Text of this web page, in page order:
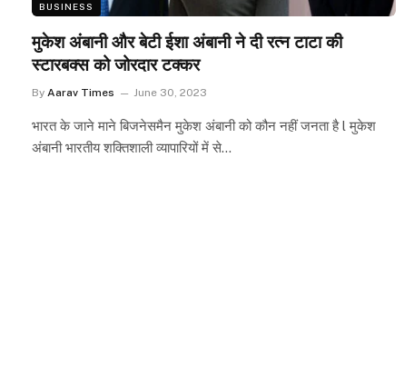
BUSINESS
मुकेश अंबानी और बेटी ईशा अंबानी ने दी रत्न टाटा की
स्टारबक्स को जोरदार टक्कर
By Aarav Times June 30, 2023
भारत के जाने माने बिजनेसमैन मुकेश अंबानी को कौन नहीं जनता है l मुकेश
अंबानी भारतीय शक्तिशाली व्यापारियों में से…